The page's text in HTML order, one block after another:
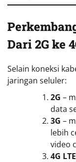
Dari 2G ke
Selain koneksi
jaringan seluler:
2G –
data
3G –
lebih
video
4G LTE